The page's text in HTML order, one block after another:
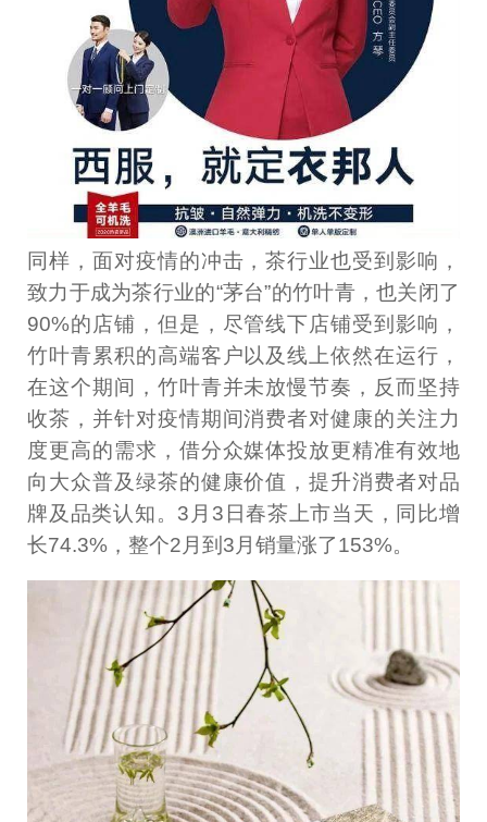
同样，面对疫情的冲击，茶行业也受到影响，
致力于成为茶行业的“茅台”的竹叶青，也关闭了
90%的店铺，但是，尽管线下店铺受到影响，
竹叶青累积的高端客户以及线上依然在运行，
在这个期间，竹叶青并未放慢节奏，反而坚持
收茶，并针对疫情期间消费者对健康的关注力
度更高的需求，借分众媒体投放更精准有效地
向大众普及绿茶的健康价值，提升消费者对品
牌及品类认知。3月3日春茶上市当天，同比增
长74.3%，整个2月到3月销量涨了153%。